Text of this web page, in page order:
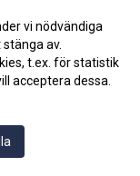
2019-10-19 10:02
2019-08-28 11:46
2019-08-18 08:20
vi nödvändiga
av.
t.ex. för statistik
acceptera dessa.